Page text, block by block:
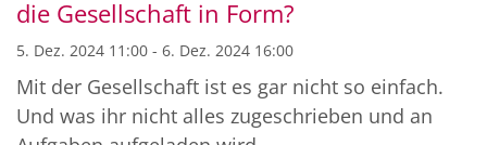
die Gesellschaft in Form?
5. Dez. 2024 11:00 - 6. Dez. 2024 16:00
Mit der Gesellschaft ist es gar nicht so einfach.
Und was ihr nicht alles zugeschrieben und an